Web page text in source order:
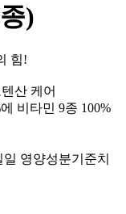
)
힘!
산 케어
비타민 9종 100%
영양성분기준치